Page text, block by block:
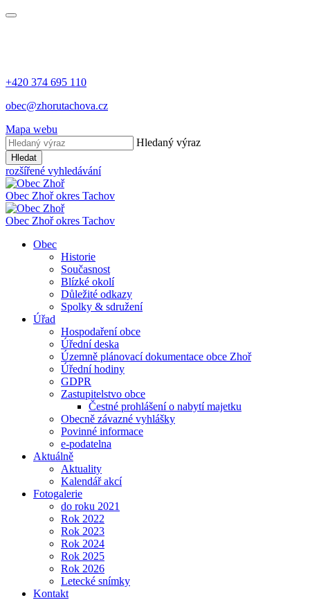
+420 374 695 110
obec@zhorutachova.cz
Mapa webu
Hledaný výraz
Hledat
rozšířené vyhledávání
Obec Zhoř okres Tachov
Obec Zhoř okres Tachov
Obec
Historie
Současnost
Blízké okolí
Důležité odkazy
Spolky & sdružení
Úřad
Hospodaření obce
Úřední deska
Územně plánovací dokumentace obce Zhoř
Úřední hodiny
GDPR
Zastupitelstvo obce
Čestné prohlášení o nabytí majetku
Obecně závazné vyhlášky
Povinné informace
e-podatelna
Aktuálně
Aktuality
Kalendář akcí
Fotogalerie
do roku 2021
Rok 2022
Rok 2023
Rok 2024
Rok 2025
Rok 2026
Letecké snímky
Kontakt